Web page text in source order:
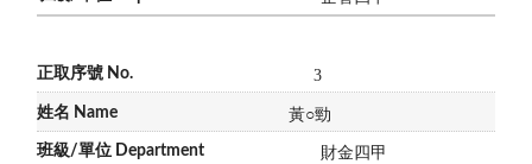
3
黃○勁
財金四甲